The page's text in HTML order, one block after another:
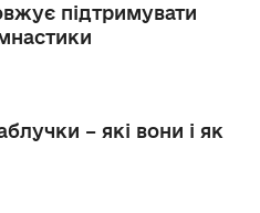
підтримувати
– які вони і як